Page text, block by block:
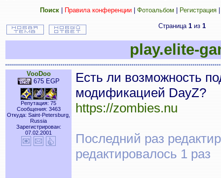
Поиск| Правила конференции| Фотоальбом Регистрация
Страница 1из 1
play.elite-
VooDoo
675 EGP
Репутация: 75
Сообщения: 3463
Откуда: Saint-Petersburg,
Russia
Зарегистрирован:
07.02.2001
Есть ли возможность
модификацией DayZ?
https://zombies.nu
Последний раз
редактировалось 1 раз